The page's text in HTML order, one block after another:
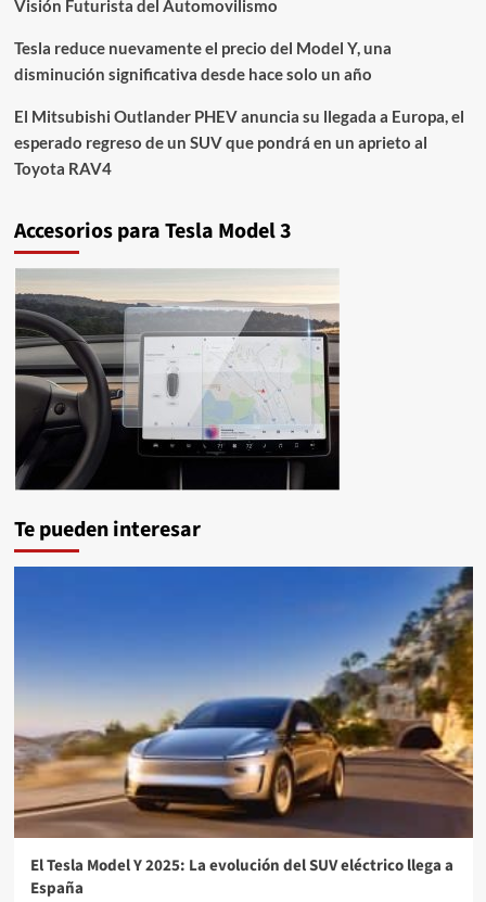
Visión Futurista del Automovilismo
Tesla reduce nuevamente el precio del Model Y, una
disminución significativa desde hace solo un año
El Mitsubishi Outlander PHEV anuncia su llegada a Europa, el
esperado regreso de un SUV que pondrá en un aprieto al
Toyota RAV4
Accesorios para Tesla Model 3
Te pueden interesar
El Tesla Model Y 2025: La evolución del SUV eléctrico llega a
España